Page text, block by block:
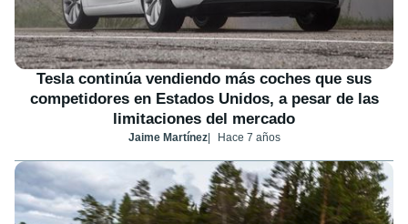
Tesla continúa vendiendo más coches que sus
competidores en Estados Unidos, a pesar de las
limitaciones del mercado
Jaime Martínez Hace 7 años